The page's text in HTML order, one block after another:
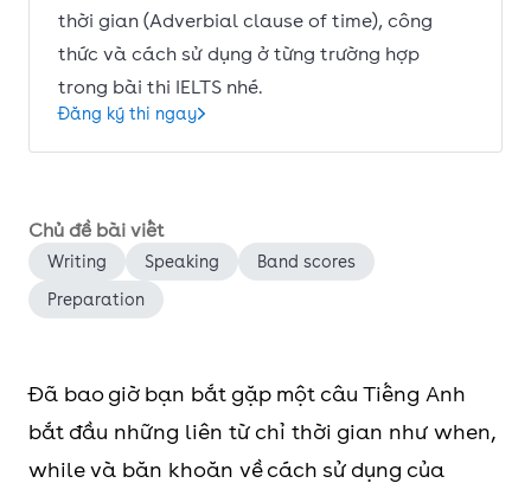
thời gian (Adverbial clause of time), công
thức và cách sử dụng ở từng trường hợp
trong bài thi IELTS nhé.
Đăng ký thi ngay
Chủ đề bài viết
Writing Speaking
Band scores
Preparation
Đã bao giờ bạn bắt gặp một câu Tiếng Anh
bắt đầu những liên từ chỉ thời gian như when,
while và băn khoăn về cách sử dụng của